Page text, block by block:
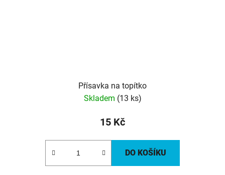
Přísavka na topítko
Skladem (13 ks)
15 Kč
DO KOŠÍKU